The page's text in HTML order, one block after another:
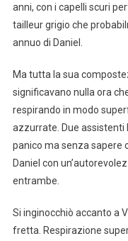
anni, con i capelli scuri
tailleur grigio che
annuo di Daniel.
Ma tutta la sua
significavano nulla ora
respirando in modo
azzurrate. Due assistenti
panico ma senza sapere
Daniel con
entrambe.
Si inginocchiò accanto a
fretta. Respirazione